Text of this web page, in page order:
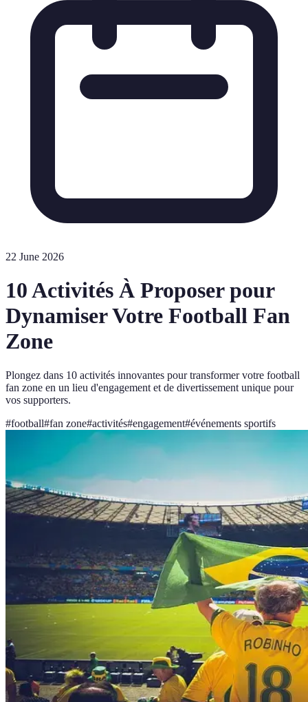
22 June 2026
10 Activités À Proposer pour
Dynamiser Votre Football Fan
Zone
Plongez dans 10 activités innovantes pour transformer votre football
fan zone en un lieu d'engagement et de divertissement unique pour
vos supporters.
#football#fan zone#activités#engagement#événements sportifs